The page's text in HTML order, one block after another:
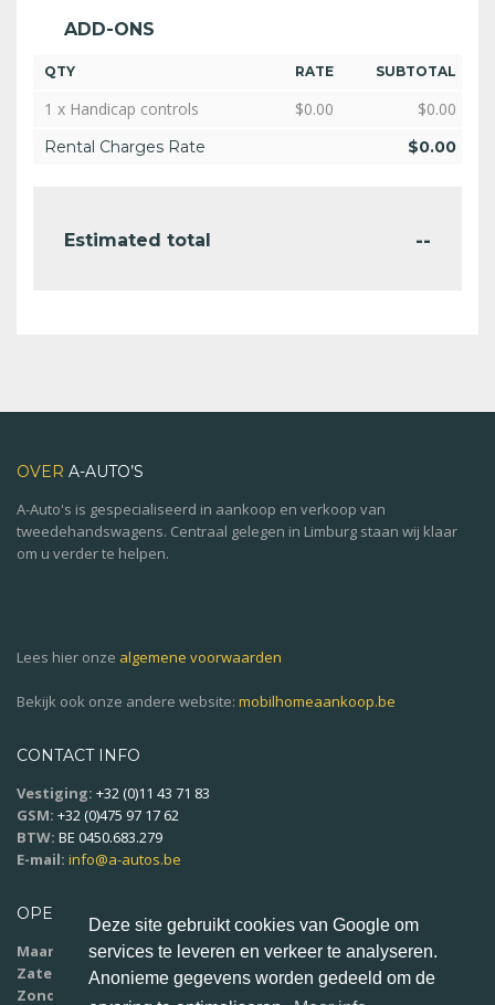
ADD-ONS
QTY RATE SUBTOTAL
1 x Handicap controls $0.00 $0.00
Rental Charges Rate $0.00
Estimated total --
OVER A-AUTO’S
A-Auto's is gespecialiseerd in aankoop en verkoop van
tweedehandswagens. Centraal gelegen in Limburg staan wij klaar
om u verder te helpen.
Lees hier onze algemene voorwaarden
Bekijk ook onze andere website: mobilhomeaankoop.be
CONTACT INFO
Vestiging: +32 (0)11 43 71 83
GSM: +32 (0)475 97 17 62
BTW: BE 0450.683.279
E-mail: info@a-autos.be
OPENINGSUREN
Maandag - vrijdag: 9u00 - 18u00
Zaterdag:10u00 - 16u00
Zondag:
Deze site gebruikt cookies van Google om
services te leveren en verkeer te analyseren.
Anonieme gegevens worden gedeeld om de